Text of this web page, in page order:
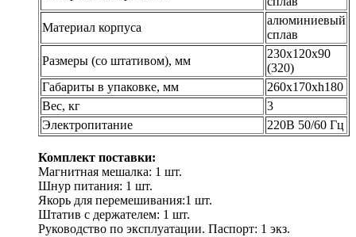
Материал корпуса
алюминиевый
сплав
Размеры (со штативом), мм
230х120х90
(320)
Габариты в упаковке, мм
260х170хh180
Вес, кг
3
Электропитание
220В 50/60 Гц
Комплект поставки:
Магнитная мешалка: 1 шт.
Шнур питания: 1 шт.
Якорь для перемешивания:1 шт.
Штатив с держателем: 1 шт.
Руководство по эксплуатации. Паспорт: 1 экз.